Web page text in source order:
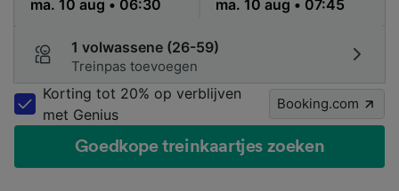
1 volwassene (26-59)
Treinpas toevoegen
Korting tot 20% op verblijven
met Genius
Booking.com
Goedkope treinkaartjes zoeken